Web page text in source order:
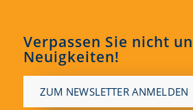
Verpassen Sie nicht
Neuigkeiten!
ZUM NEWSLETTER ANMELDEN